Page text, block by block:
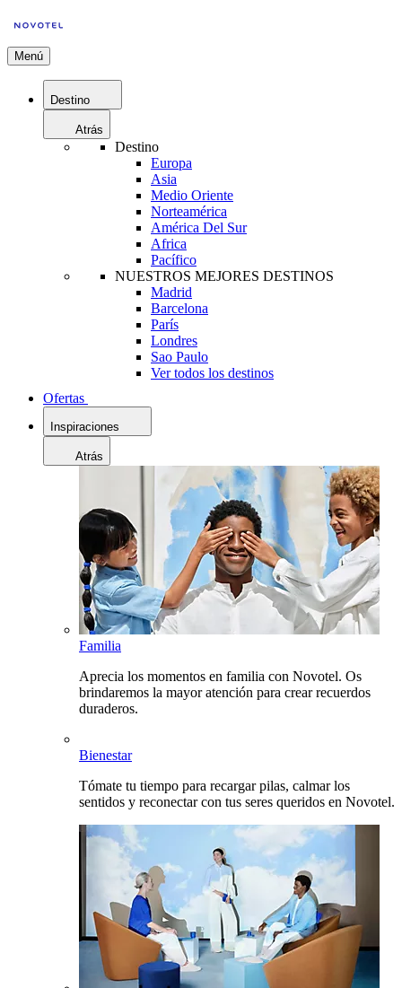
Menú
Destino
Atrás
Destino
Europa
Asia
Medio Oriente
Norteamérica
América Del Sur
Africa
Pacífico
NUESTROS MEJORES DESTINOS
Madrid
Barcelona
París
Londres
Sao Paulo
Ver todos los destinos
Ofertas
Inspiraciones
Atrás
Familia
Aprecia los momentos en familia con Novotel. Os
brindaremos la mayor atención para crear recuerdos
duraderos.
Bienestar
Tómate tu tiempo para recargar pilas, calmar los
sentidos y reconectar con tus seres queridos en Novotel.